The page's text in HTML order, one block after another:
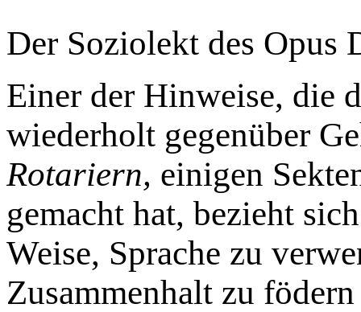
Der Soziolekt des Opus
Einer der Hinweise, die
wiederholt gegenüber
Rotariern, einigen
gemacht hat, bezieht
Weise, Sprache zu
Zusammenhalt zu